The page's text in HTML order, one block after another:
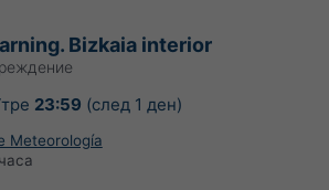
Bizkaia interior
23:59 (след 1 ден)
Meteorología